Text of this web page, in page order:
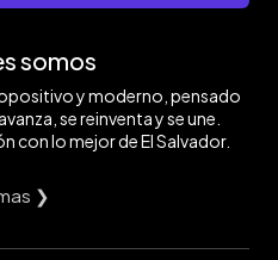
somos
y moderno, pensado
se reinventa y se une.
con lo mejor de El Salvador.
❯